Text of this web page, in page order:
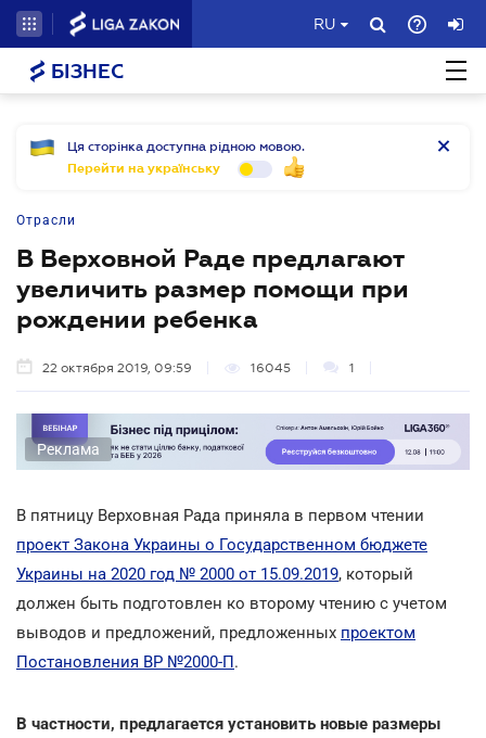
RU
БІЗНЕС
Ця сторінка доступна рідною мовою.
Перейти на українську
Отрасли
В Верховной Раде предлагают
увеличить размер помощи при
рождении ребенка
22 октября 2019, 09:59 16045 1
Реклама
В пятницу Верховная Рада приняла в первом чтении
проект Закона Украины о Государственном бюджете
Украины на 2020 год № 2000 от 15.09.2019, который
должен быть подготовлен ко второму чтению с учетом
выводов и предложений, предложенных проектом
Постановления ВР №2000-П.
В частности, предлагается установить новые размеры